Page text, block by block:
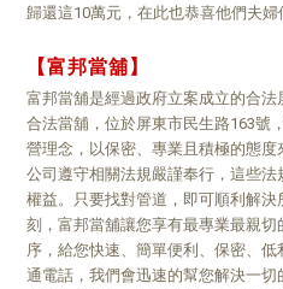
歸還這10萬元，在此也恭喜他們夫婦
【富邦當舖】
富邦當舖是經過政府立案成立的合
合法當舖，位於屏東市民生路163號
營理念，以保密、專業且積極的態
公司遵守相關法規嚴謹奉行，這些
權益。只要找對管道，即可順利解
刻，富邦當舖讓您享有最專業最親
序，給您快速、簡單便利、保密、
通電話，我們會迅速的幫您解決一